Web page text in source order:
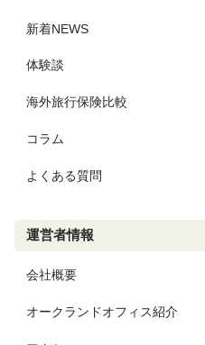
新着NEWS
体験談
海外旅行保険比較
コラム
よくある質問
運営者情報
会社概要
オークランドオフィス紹介